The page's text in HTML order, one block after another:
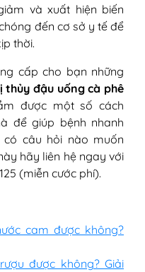
và xuất hiện biến
đến cơ sở y tế để
thời.
cấp cho bạn những
thủy đậu uống cà phê
được một số cách
để giúp bệnh nhanh
có câu hỏi nào muốn
hãy liên hệ ngay với
(miễn cước phí).
cam được không?
được không? Giải